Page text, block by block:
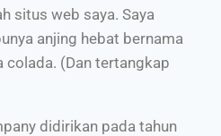
situs web saya. Saya
anjing hebat bernama
colada. (Dan tertangkap
didirikan pada tahun